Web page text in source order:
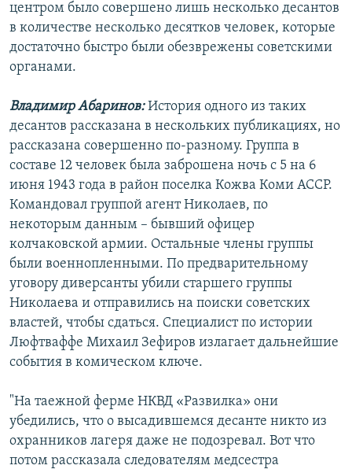
центром было совершено лишь несколько десантов
в количестве несколько десятков человек, которые
достаточно быстро были обезврежены советскими
органами.
Владимир Абаринов:История одного из таких
десантов рассказана в нескольких публикациях, но
рассказана совершенно по-разному. Группа в
составе 12 человек была заброшена ночь с 5 на 6
июня 1943 года в район поселка Кожва Коми АССР.
Командовал группой агент Николаев, по
некоторым данным – бывший офицер
колчаковской армии. Остальные члены группы
были военнопленными. По предварительному
уговору диверсанты убили старшего группы
Николаева и отправились на поиски советских
властей, чтобы сдаться. Специалист по истории
Люфтваффе Михаил Зефиров излагает дальнейшие
события в комическом ключе.
"На таежной ферме НКВД «Развилка» они
убедились, что о высадившемся десанте никто из
охранников лагеря даже не подозревал. Вот что
потом рассказала следователям медсестра